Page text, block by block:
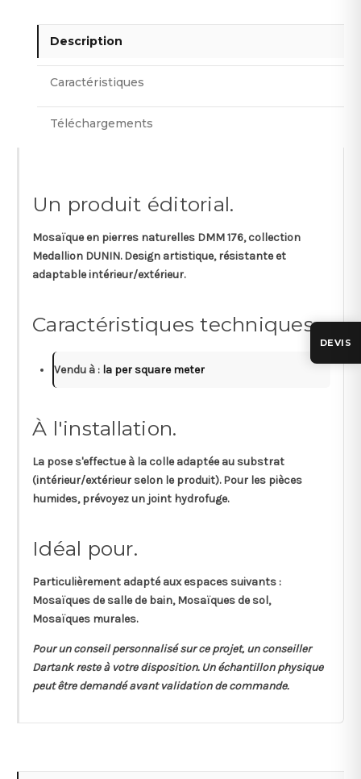
Description
Caractéristiques
Téléchargements
Un produit éditorial.
Mosaïque en pierres naturelles DMM 176, collection
Medallion DUNIN. Design artistique, résistante et
adaptable intérieur/extérieur.
Caractéristiques techniques.
Vendu à : la per square meter
À l'installation.
La pose s'effectue à la colle adaptée au substrat
(intérieur/extérieur selon le produit). Pour les pièces
humides, prévoyez un joint hydrofuge.
Idéal pour.
Particulièrement adapté aux espaces suivants :
Mosaïques de salle de bain, Mosaïques de sol,
Mosaïques murales.
Pour un conseil personnalisé sur ce projet, un conseiller
Dartank reste à votre disposition. Un échantillon physique
peut être demandé avant validation de commande.
DEVIS